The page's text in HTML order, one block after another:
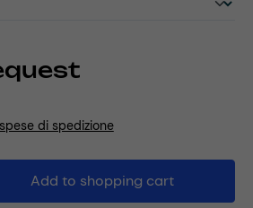
di spedizione
Enter the desired
Add to shopping cart